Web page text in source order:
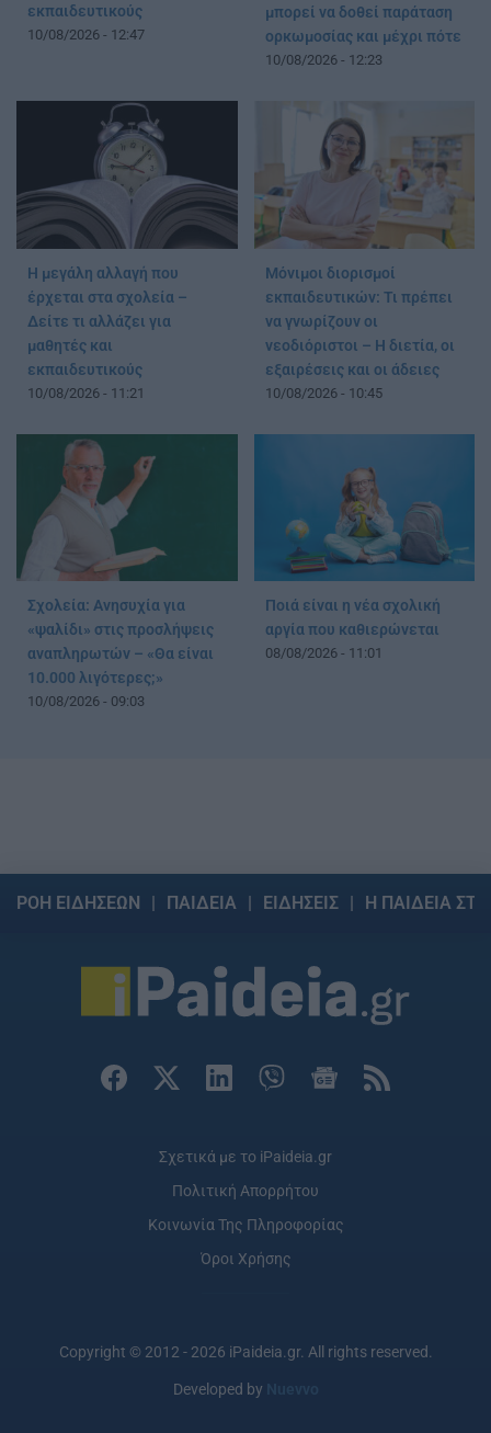
εκπαιδευτικούς
10/08/2026 - 12:47
μπορεί να δοθεί παράταση
ορκωμοσίας και μέχρι πότε
10/08/2026 - 12:23
Η μεγάλη αλλαγή που
έρχεται στα σχολεία –
Δείτε τι αλλάζει για
μαθητές και
εκπαιδευτικούς
10/08/2026 - 11:21
Μόνιμοι διορισμοί
εκπαιδευτικών: Τι πρέπει
να γνωρίζουν οι
νεοδιόριστοι – Η διετία, οι
εξαιρέσεις και οι άδειες
10/08/2026 - 10:45
Σχολεία: Ανησυχία για
«ψαλίδι» στις προσλήψεις
αναπληρωτών – «Θα είναι
10.000 λιγότερες;»
10/08/2026 - 09:03
Ποιά είναι η νέα σχολική
αργία που καθιερώνεται
08/08/2026 - 11:01
ΡΟΗ ΕΙΔΗΣΕΩΝ ΠΑΙΔΕΙΑ ΕΙΔΗΣΕΙΣ Η ΠΑΙΔΕΙΑ
Σχετικά με το iPaideia.gr
Πολιτική Απορρήτου
Κοινωνία Της Πληροφορίας
Όροι Χρήσης
Copyright © 2012 - 2026 iPaideia.gr. All rights reserved.
Developed by